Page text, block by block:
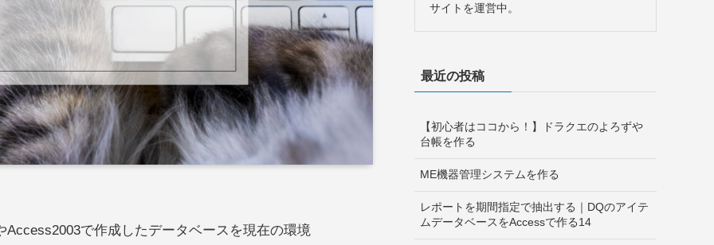
で作成したデータベースを現在の環境
サイトを運営中。
最近の投稿
【初心者はココから！】ドラクエのよろずや
台帳を作る
ME機器管理システムを作る
レポートを期間指定で抽出する｜DQのアイテ
ムデータベースをAccessで作る14